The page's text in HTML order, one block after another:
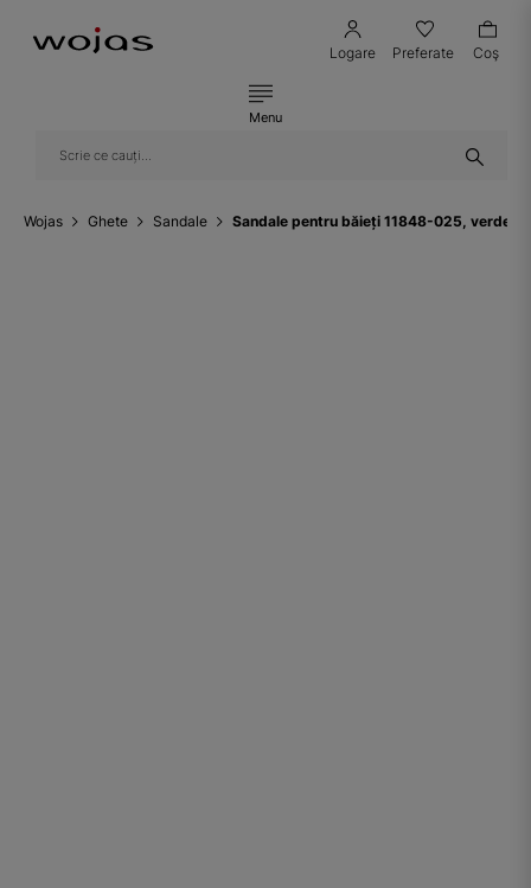
Logare Preferate Coş
Menu
Wojas Ghete Sandale Sandale pentru băieți 11848-025, verde-